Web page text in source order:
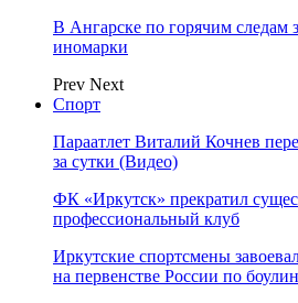
В Ангарске по горячим следам
иномарки
Prev Next
Спорт
Параатлет Виталий Кочнев
за сутки (Видео)
ФК «Иркутск» прекратил
профессиональный клуб
Иркутские спортсмены
на первенстве России по